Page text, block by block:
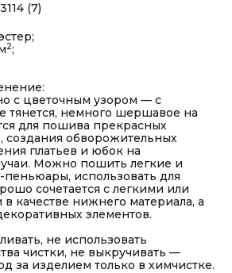
(7)
2;
с цветочным узором — с
тянется, немного шершавое на
для пошива прекрасных
создания обворожительных
платьев и юбок на
Можно пошить легкие и
использовать для
сочетается с легкими или
качестве нижнего материала, а
элементов.
не использовать
чистки, не выкручивать —
за изделием только в химчистке.